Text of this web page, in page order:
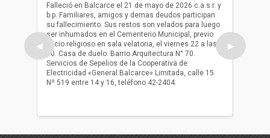
◀
Falleció en Balcarce el 21 de mayo de 2026 c.a.s.r. y
b.p. Familiares, amigos y demas deudos participan
su fallecimiento. Sus restos son velados para luego
ser inhumados en el Cementerio Municipal, previo
oficio religioso en sala velatoria, el viernes 22 a las
10. Casa de duelo: Barrio Arquitectura N° 70.
Servicios de Sepelios de la Cooperativa de
Electricidad «General Balcarce» Limitada, calle 15
Nº 519 entre 14 y 16, teléfono 42-2404.
ser
oficio
▶